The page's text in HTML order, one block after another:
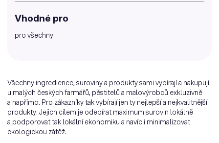
Vhodné pro
pro všechny
Všechny ingredience, suroviny a produkty sami vybírají a nakupují
u malých českých farmářů, pěstitelů a malovýrobců exkluzivně
a napřímo. Pro zákazníky tak vybírají jen ty nejlepší a nejkvalitnější
produkty. Jejich cílem je odebírat maximum surovin lokálně
a podporovat tak lokální ekonomiku a navíc i minimalizovat
ekologickou zátěž.